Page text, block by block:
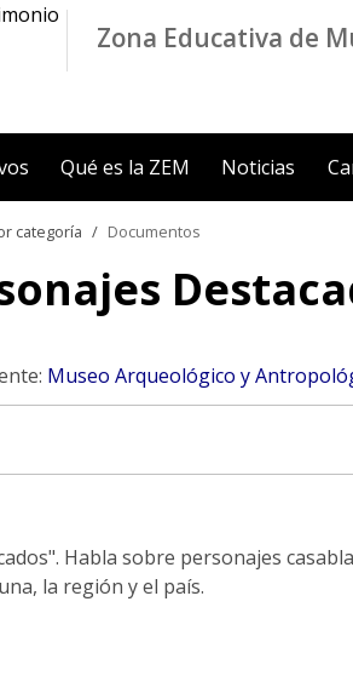
Zona Educativa de
Qué es la ZEM Noticias
categoría Documentos
Museo Arqueológico y
Habla sobre personajes
la región y el país.